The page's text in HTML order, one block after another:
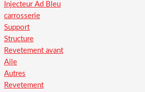
Injecteur Ad Bleu
carrosserie
Support
Structure
Revetement avant
Aile
Autres
Revetement